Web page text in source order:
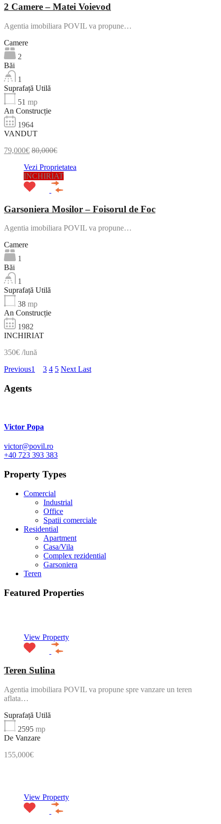
2 Camere – Matei Voievod
Agentia imobiliara POVIL va propune…
Camere
2
Băi
1
Suprafață Utilă
51 mp
An Construcție
1964
VANDUT
79,000€ 80,000€
Vezi Proprietatea
INCHIRIAT
Garsoniera Mosilor – Foisorul de Foc
Agentia imobiliara POVIL va propune…
Camere
1
Băi
1
Suprafață Utilă
38 mp
An Construcție
1982
INCHIRIAT
350€ /lună
Previous1 3 4 5 NextLast
Agents
Victor Popa
victor@povil.ro
+40 723 393 383
Property Types
Comercial
Industrial
Office
Spatii comerciale
Residential
Apartment
Casa/Vila
Complex rezidential
Garsoniera
Teren
Featured Properties
View Property
Teren Sulina
Agentia imobiliara POVIL va propune spre vanzare un teren
aflata…
Suprafață Utilă
2595 mp
De Vanzare
155,000€
View Property